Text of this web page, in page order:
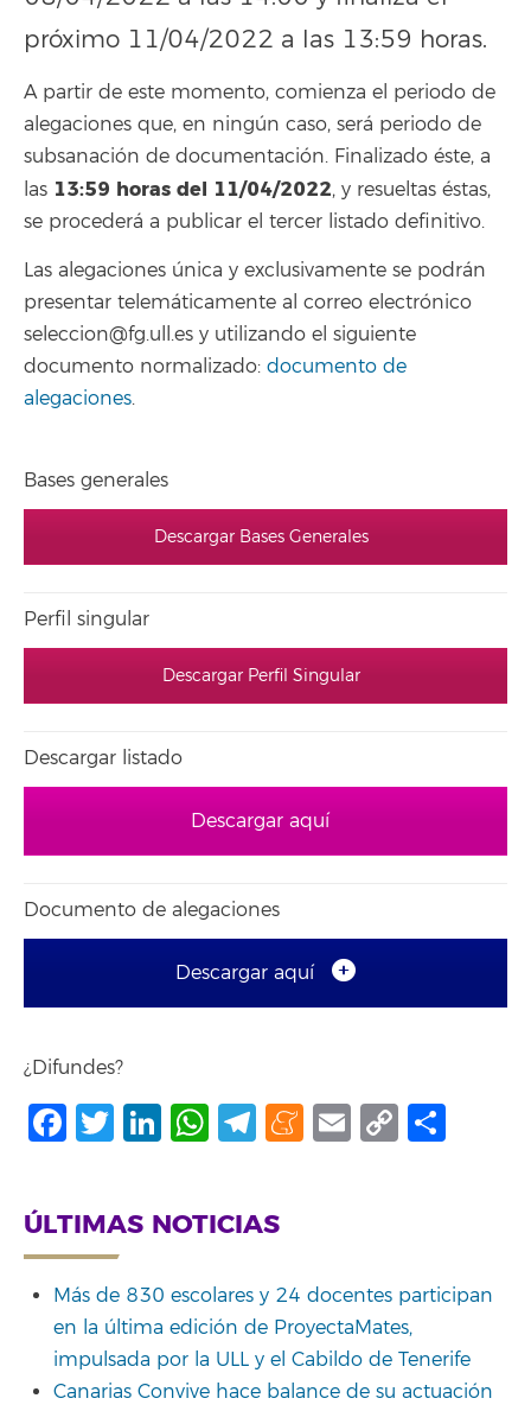
próximo 11/04/2022 a las 13:59 horas.
A partir de este momento, comienza el periodo de
alegaciones que, en ningún caso, será periodo de
subsanación de documentación. Finalizado éste, a
las 13:59 horas del 11/04/2022, y resueltas éstas,
se procederá a publicar el tercer listado definitivo.
Las alegaciones única y exclusivamente se podrán
presentar telemáticamente al correo electrónico
seleccion@fg.ull.es y utilizando el siguiente
documento normalizado: documento de
alegaciones.
Bases generales
Descargar Bases Generales
Perfil singular
Descargar Perfil Singular
Descargar listado
Descargar aquí
Documento de alegaciones
Descargar aquí
¿Difundes?
Facebook
Twitter
LinkedIn
WhatsApp
Telegram
Meneame
Email
Copy
ÚLTIMAS NOTICIAS
Más de 830 escolares y 24 docentes participan
en la última edición de ProyectaMates,
impulsada por la ULL y el Cabildo de Tenerife
Canarias Convive hace balance de su actuación